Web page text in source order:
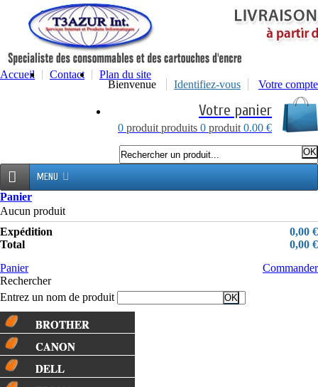
Accueil Contact
Plan du site
Bienvenue
Identifiez-vous Votre compte
Votre panier
0 produit produits 0 produit 0.00 €
MENU
Panier
Aucun produit
Expédition
0,00 €
Total
0,00 €
Panier
Commander
Rechercher
Entrez un nom de produit
BROTHER
CANON
DELL